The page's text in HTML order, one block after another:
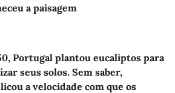
a paisagem
Portugal plantou eucaliptos para
seus solos. Sem saber,
a velocidade com que os